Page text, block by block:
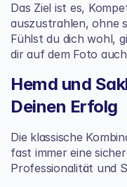
Das Ziel ist es,
auszustrahlen, ohne
Fühlst du dich wohl,
dir auf dem Foto
Hemd und
Deinen Erfolg
Die klassische
fast immer eine
Professionalität und